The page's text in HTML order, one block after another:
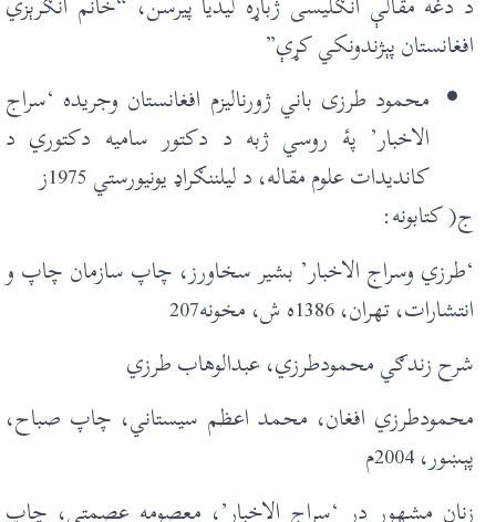
افغانستان پېژندونکي کړې”
محمود طرزی باني ژورناليزم افغانستان وجريدہ ‘سراج
الاخبار’ پۀ روسي ژبه د دکتور ساميه دکتوري د
کانديدات علوم مقاله، د ليلننګراډ يونيورستي 1975ز
ج( کتابونه:
‘طرزي وسراج الاخبار’ بشير سخاورز، چاپ سازمان چاپ و
انتشارات، تهران، 1386ه ش، مخونه207
شرح زندګي محمودطرزي، عبدالوهاب طرزي
محمودطرزي افغان، محمد اعظم سيستاني، چاپ صباح،
پېښور، 2004م
زنان مشهور در ‘سراج الاخبار’، معصومه عصمتي، چاپ